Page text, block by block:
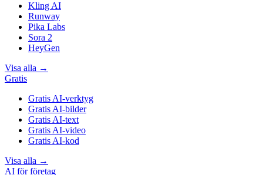
Kling AI
Runway
Pika Labs
Sora 2
HeyGen
Visa alla →
Gratis
Gratis AI-verktyg
Gratis AI-bilder
Gratis AI-text
Gratis AI-video
Gratis AI-kod
Visa alla →
AI för företag